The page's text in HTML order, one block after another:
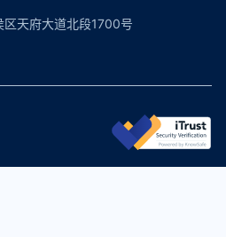
天府大道北段1700号